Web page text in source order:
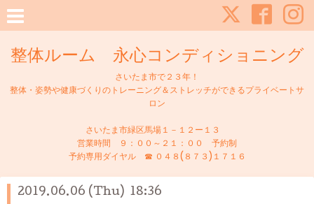
整体ルーム 永心コンディショニング
さいたま市で２３年！
整体・姿勢や健康づくりのトレーニング＆ストレッチができるプライベートサ
ロン
さいたま市緑区馬場１－１２ー１３
営業時間 ９：００～２１：００ 予約制
予約専用ダイヤル ☎ ０４８(８７３)１７１６
2019.06.06 (Thu) 18:36